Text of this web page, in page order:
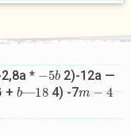
* − 5b 2)-12а —
+b18 4) -7